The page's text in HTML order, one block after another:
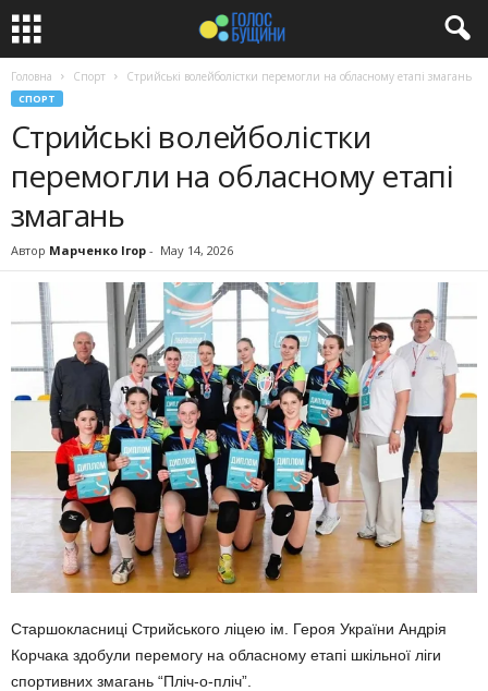
Головна Спорт Стрийські волейболістки перемогли на обласному етапі змагань
СПОРТ
Стрийські волейболістки
перемогли на обласному етапі
змагань
Автор Марченко Ігор - May 14, 2026
Старшокласниці Стрийського ліцею ім. Героя України Андрія
Корчака здобули перемогу на обласному етапі шкільної ліги
спортивних змагань “Пліч-о-пліч”.